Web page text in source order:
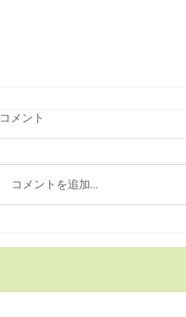
コメント
コメントを追加…